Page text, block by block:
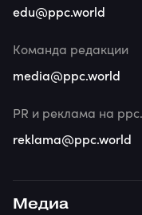
Медиа
edu@ppc.world
Команда редакции
media@ppc.world
PR и реклама на
reklama@ppc.world